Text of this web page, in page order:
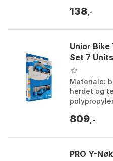
138 ,-
Unior
Set 7 Units
Materiale:
herdet og
blue. Stør...
809 ,-
PRO Y-